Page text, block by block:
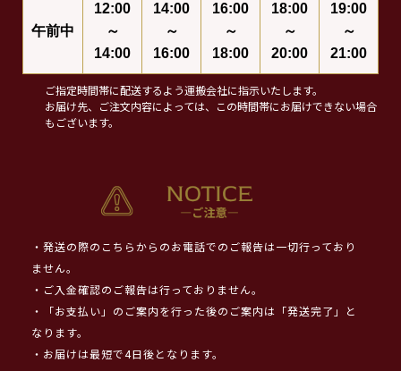
午前中
12:00
～
14:00
14:00
～
16:00
16:00
～
18:00
18:00
～
20:00
19:00
～
21:00
ご指定時間帯に配送するよう運搬会社に指示いたします。
お届け先、ご注文内容によっては、この時間帯にお届けできない場合
もございます。
・発送の際のこちらからのお電話でのご報告は一切行っており
ません。
・ご入金確認のご報告は行っておりません。
・「お支払い」のご案内を行った後のご案内は「発送完了」と
なります。
・お届けは最短で4日後となります。